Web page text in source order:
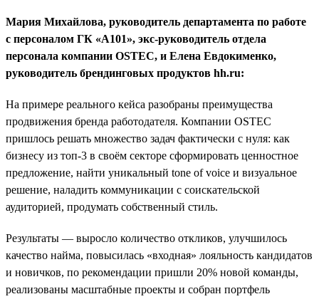
Мария Михайлова, руководитель департамента по работе
с персоналом ГК «А101», экс-руководитель отдела
персонала компании OSTEC, и Елена Евдокименко,
руководитель брендинговых продуктов hh.ru:
На примере реального кейса разобраны преимущества
продвижения бренда работодателя. Компании OSTEC
пришлось решать множество задач фактически с нуля: как
бизнесу из топ-3 в своём секторе сформировать ценностное
предложение, найти уникальный tone of voice и визуальное
решение, наладить коммуникации с соискательской
аудиторией, продумать собственный стиль.
Результаты — выросло количество откликов, улучшилось
качество найма, повысилась «входная» лояльность кандидатов
и новичков, по рекомендации пришли 20% новой команды,
реализованы масштабные проекты и собран портфель